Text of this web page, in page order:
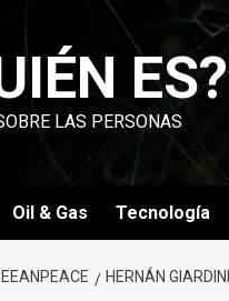
ES?
LAS PERSONAS
Oil & Gas Tecnología
HERNÁN GIARDINI